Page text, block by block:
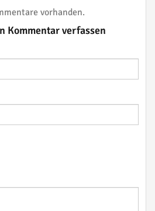
vorhanden.
Kommentar verfassen